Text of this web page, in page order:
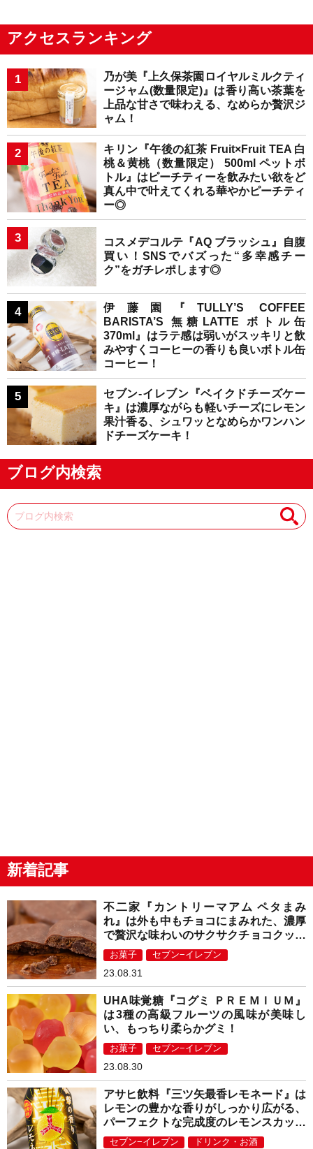
アクセスランキング
乃が美『上久保茶園ロイヤルミルクティ
ージャム(数量限定)』は香り高い茶葉を
上品な甘さで味わえる、なめらか贅沢ジ
ャム！
キリン『午後の紅茶 Fruit×Fruit TEA 白
桃＆黄桃（数量限定） 500ml ペットボ
トル』はピーチティーを飲みたい欲をど
真ん中で叶えてくれる華やかピーチティ
ー◎
コスメデコルテ『AQ ブラッシュ』自腹
買い！SNSでバズった“多幸感チー
ク”をガチレポします◎
伊藤園『TULLY’S COFFEE
BARISTA’S 無糖LATTE ボトル缶
370ml』はラテ感は弱いがスッキリと飲
みやすくコーヒーの香りも良いボトル缶
コーヒー！
セブン-イレブン『ベイクドチーズケー
キ』は濃厚ながらも軽いチーズにレモン
果汁香る、シュワッとなめらかワンハン
ドチーズケーキ！
ブログ内検索
新着記事
不二家『カントリーマアム ペタまみ
れ』は外も中もチョコにまみれた、濃厚
で贅沢な味わいのサクサクチョコクッキ
ー！
お菓子 セブン−イレブン
23.08.31
UHA味覚糖『コグミ ＰＲＥＭＩＵＭ』
は3種の高級フルーツの風味が美味し
い、もっちり柔らかグミ！
お菓子 セブン−イレブン
23.08.30
アサヒ飲料『三ツ矢最香レモネード』は
レモンの豊かな香りがしっかり広がる、
パーフェクトな完成度のレモンスカッシ
ュ！
セブン−イレブン ドリンク・お酒